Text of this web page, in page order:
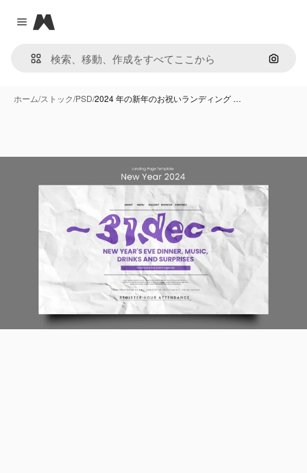
Close menu
Magnific
画像で
ホーム/ストック/PSD/2024 年の新年のお祝いランディング …